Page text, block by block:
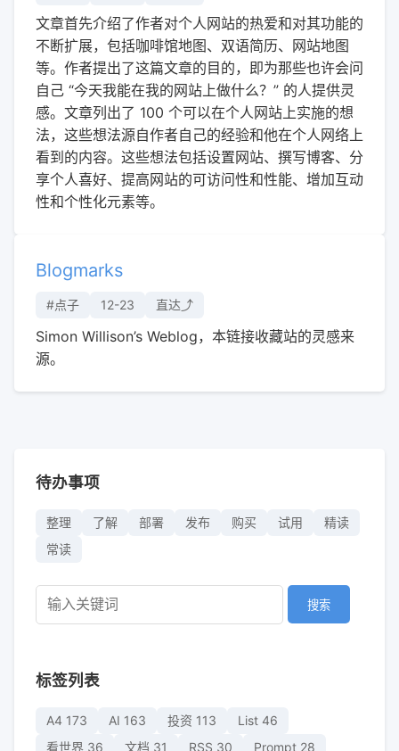
文章首先介绍了作者对个人网站的热爱和对其功能的
不断扩展，包括咖啡馆地图、双语简历、网站地图
等。作者提出了这篇文章的目的，即为那些也许会问
自己 “今天我能在我的网站上做什么？” 的人提供灵
感。文章列出了 100 个可以在个人网站上实施的想
法，这些想法源自作者自己的经验和他在个人网络上
看到的内容。这些想法包括设置网站、撰写博客、分
享个人喜好、提高网站的可访问性和性能、增加互动
性和个性化元素等。
Blogmarks
#点子 12-23 直达⤴︎
Simon Willison’s Weblog，本链接收藏站的灵感来
源。
待办事项
整理 了解 部署 发布 购买 试用
精读
常读
搜索
标签列表
A4 173 AI 163 投资 113 List 46
看世界 36 文档 31 RSS 30 Prompt 28